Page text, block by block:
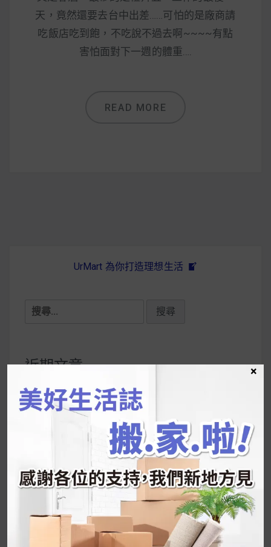
天，竟然還要去台中出差……可怕的是廠商請
吃飯店吃到飽，不吃說不過去啊~~~~有點
害怕面對下一週的體重….
READ MORE
UrMart 為你打造理想生活
搜
鍵
近期文章
韓國人為什麼不容易胖？
推的MZ Diet ！
好吃的蛋白點心還有好玩的運動小遊戲！今年過
年已經等不及帶這盒跟我的親戚、朋友們一起分
享～
2026 過年禮盒推薦｜五款百元健康伴手禮
停用猛健樂後會反彈嗎？作用解析＋停藥後體重
×